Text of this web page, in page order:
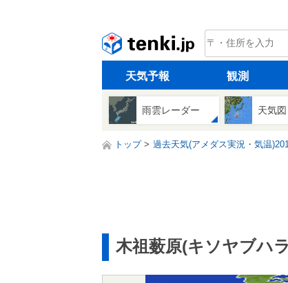
tenki.jp
天気予報 観測
雨雲レーダー 天気図
トップ 過去天気(アメダス実況・気温
木祖薮原(キソヤブハ